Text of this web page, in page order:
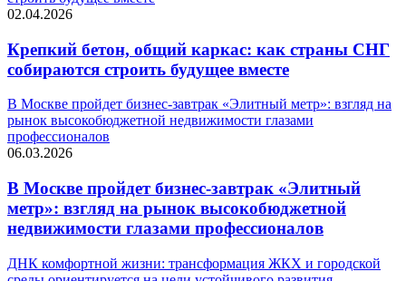
02.04.2026
Крепкий бетон, общий каркас: как страны СНГ
собираются строить будущее вместе
В Москве пройдет бизнес-завтрак «Элитный метр»: взгляд на
рынок высокобюджетной недвижимости глазами
профессионалов
06.03.2026
В Москве пройдет бизнес-завтрак «Элитный
метр»: взгляд на рынок высокобюджетной
недвижимости глазами профессионалов
ДНК комфортной жизни: трансформация ЖКХ и городской